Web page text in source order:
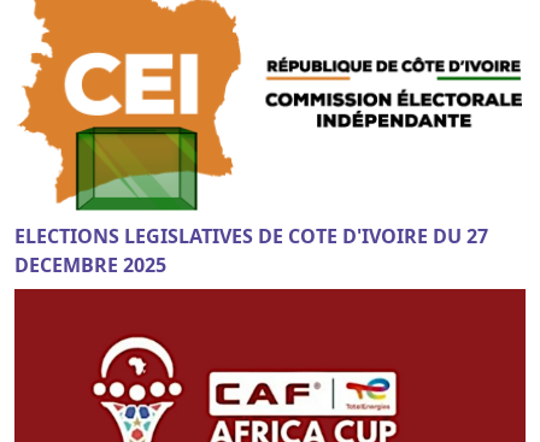
ELECTIONS LEGISLATIVES DE COTE D'IVOIRE DU 27
DECEMBRE 2025